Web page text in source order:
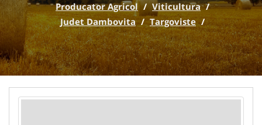
Producator Agricol / Viticultura /
Judet Dambovita / Targoviste /